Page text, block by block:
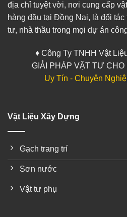
địa chỉ tuyệt vời, nơi cung cấp
hàng đầu tại Đồng Nai, là đối
tư, nhà thầu trong mọi dự án
♦ Công Ty TNHH Vật
GIẢI PHÁP VẬT TƯ CHO
Uy Tín - Chuyên
Vật Liệu Xây Dựng
Gạch trang trí
Sơn nước
Vật tư phụ